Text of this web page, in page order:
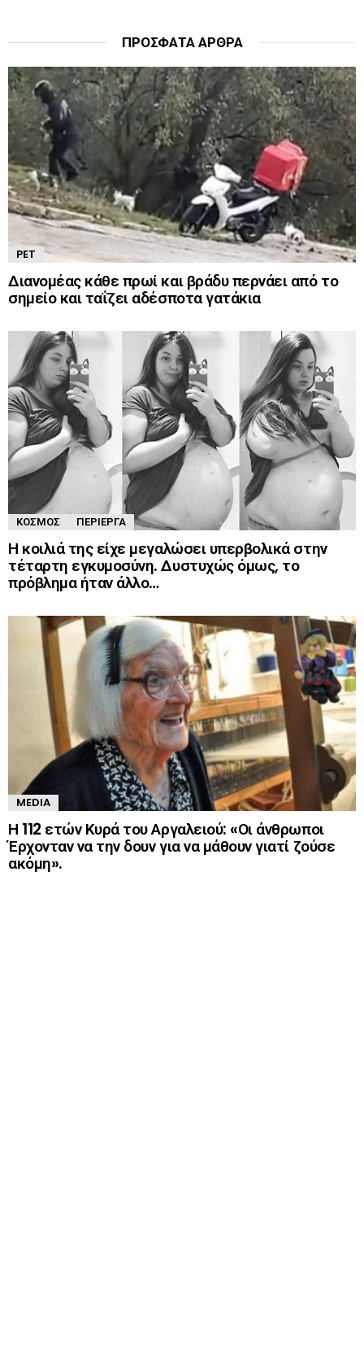
ΠΡΌΣΦΑΤΑ ΆΡΘΡΑ
PET
Διανομέας κάθε πρωί και βράδυ περνάει από το
σημείο και ταΐζει αδέσποτα γατάκια
ΚΌΣΜΟΣ ΠΕΡΊΕΡΓΑ
Η κοιλιά της είχε μεγαλώσει υπερβολικά στην
τέταρτη εγκυμοσύνη. Δυστυχώς όμως, το
πρόβλημα ήταν άλλο…
MEDIA
Η 112 ετών Κυρά του Αργαλειού: «Οι άνθρωποι
Έρχονταν να την δουν για να μάθουν γιατί ζούσε
ακόμη».